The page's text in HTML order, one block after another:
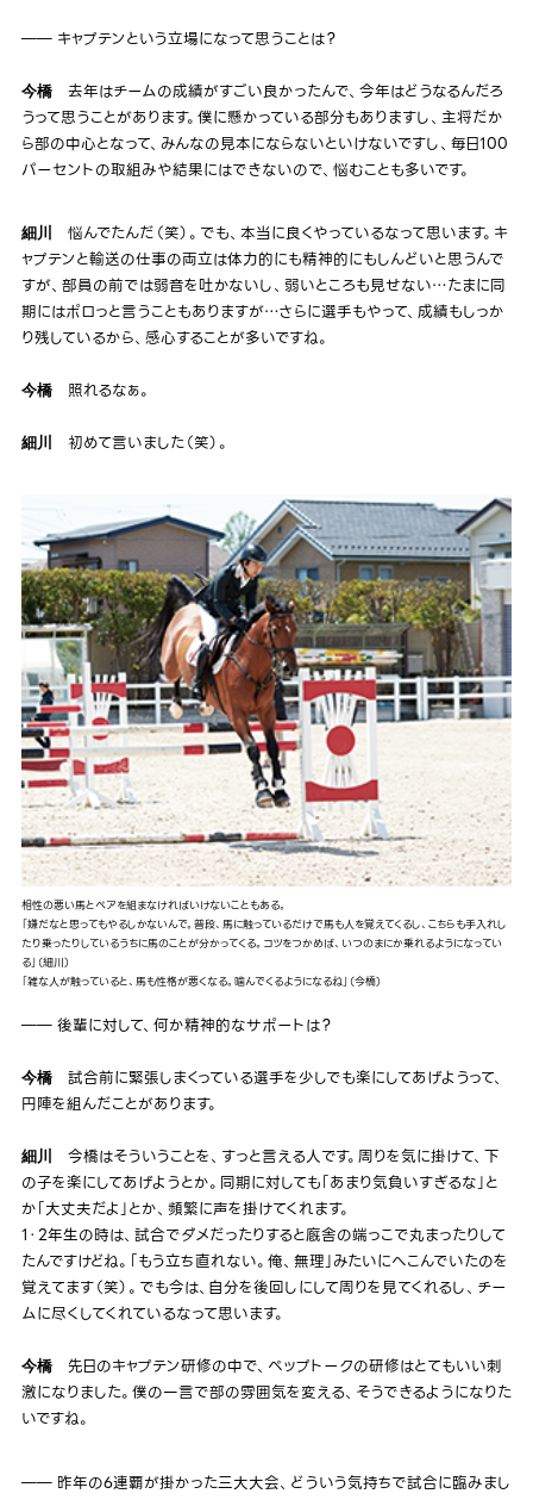
―― キャプテンという立場になって思うことは？
今橋去年はチームの成績がすごい良かったんで、今年はどうなるんだろ
うって思うことがあります。僕に懸かっている部分もありますし、主将だか
ら部の中心となって、みんなの見本にならないといけないですし、毎日100
パーセントの取組みや結果にはできないので、悩むことも多いです。
細川
悩んでたんだ（笑）。でも、本当に良くやっているなって思います。キ
ャプテンと輸送の仕事の両立は体力的にも精神的にもしんどいと思うんで
すが、部員の前では弱音を吐かないし、弱いところも見せない…たまに同
期にはポロっと言うこともありますが…さらに選手もやって、成績もしっか
り残しているから、感心することが多いですね。
今橋照れるなぁ。
細川 初めて言いました（笑）。
相性の悪い馬とペアを組まなければいけないこともある。
「嫌だなと思ってもやるしかないんで。普段、馬に触っているだけで馬も人を覚えてくるし、こちらも手入れし
たり乗ったりしているうちに馬のことが分かってくる。コツをつかめば、いつのまにか乗れるようになってい
る」（細川）
「雑な人が触っていると、馬も性格が悪くなる。噛んでくるようになるね」（今橋）
―― 後輩に対して、何か精神的なサポートは？
今橋試合前に緊張しまくっている選手を少しでも楽にしてあげようって、
円陣を組んだことがあります。
細川
今橋はそういうことを、すっと言える人です。周りを気に掛けて、下
の子を楽にしてあげようとか。同期に対しても「あまり気負いすぎるな」と
か「大丈夫だよ」とか、頻繁に声を掛けてくれます。
1・2年生の時は、試合でダメだったりすると廐舎の端っこで丸まったりして
たんですけどね。「もう立ち直れない。俺、無理」みたいにへこんでいたのを
覚えてます（笑）。でも今は、自分を後回しにして周りを見てくれるし、チー
ムに尽くしてくれているなって思います。
今橋先日のキャプテン研修の中で、ペップトークの研修はとてもいい刺
激になりました。僕の一言で部の雰囲気を変える、そうできるようになりた
いですね。
―― 昨年の6連覇が掛かった三大大会、どういう気持ちで試合に臨みまし